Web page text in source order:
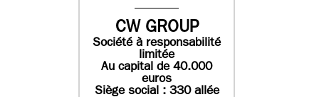
CW GROUP
Société à responsabilité
limitée
Au capital de 40.000
euros
Siège social : 330 allée